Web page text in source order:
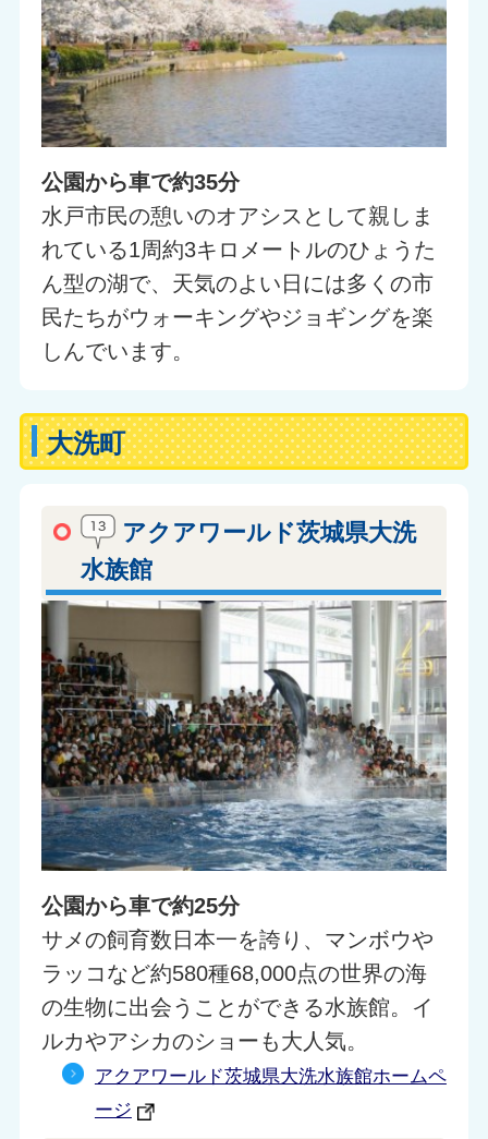
公園から車で約35分
水戸市民の憩いのオアシスとして親しま
れている1周約3キロメートルのひょうた
ん型の湖で、天気のよい日には多くの市
民たちがウォーキングやジョギングを楽
しんでいます。
大洗町
アクアワールド茨城県大洗
水族館
公園から車で約25分
サメの飼育数日本一を誇り、マンボウや
ラッコなど約580種68,000点の世界の海
の生物に出会うことができる水族館。イ
ルカやアシカのショーも大人気。
アクアワールド茨城県大洗水族館ホームペ
ージ